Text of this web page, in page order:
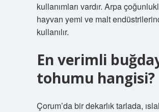
kullanımları vardır. Arpa
hayvan yemi ve malt
kullanılır.
En verimli
tohumu hangisi?
Çorum’da bir dekarlık tarlada,